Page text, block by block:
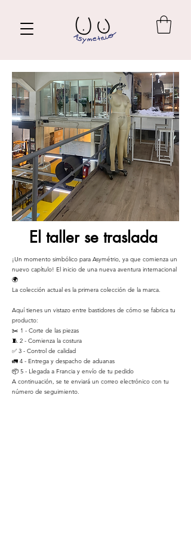
El taller se traslada
¡Un momento simbólico para Asymétrio, ya que comienza un
nuevo capítulo! El inicio de una nueva aventura internacional
🌍
La colección actual es la primera colección de la marca.
Aquí tienes un vistazo entre bastidores de cómo se fabrica tu
producto:
✂️ 1 - Corte de las piezas
🧵 2 - Comienza la costura
✅ 3 - Control de calidad
🚛 4 - Entrega y despacho de aduanas
📦 5 - Llegada a Francia y envío de tu pedido
A continuación, se te enviará un correo electrónico con tu
número de seguimiento.